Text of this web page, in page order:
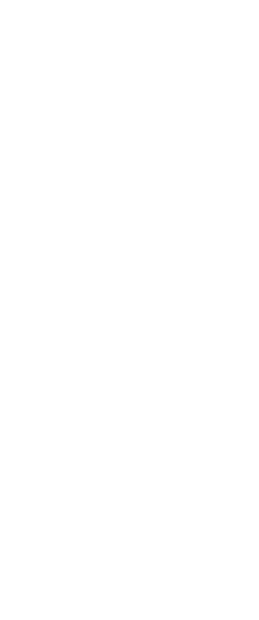
sich die Montage des
Protectors auf dem
für Lautsprecher oder
besteht zu
Altpapier recycelt